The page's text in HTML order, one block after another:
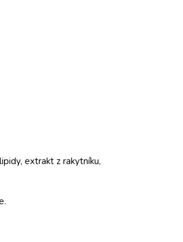
extrakt z rakytníku,